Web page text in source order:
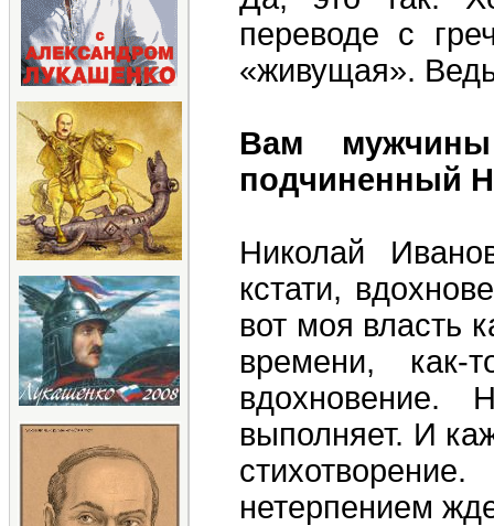
переводе с
«живущая».
Вам
подчиненный
Николай
кстати,
вот моя власть
времени,
выполняет. И
нетерпением